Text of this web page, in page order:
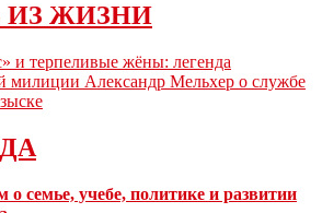
ИЗ ЖИЗНИ
и терпеливые жёны: легенда
милиции Александр Мельхер о службе
о семье, учебе, политике и развитии